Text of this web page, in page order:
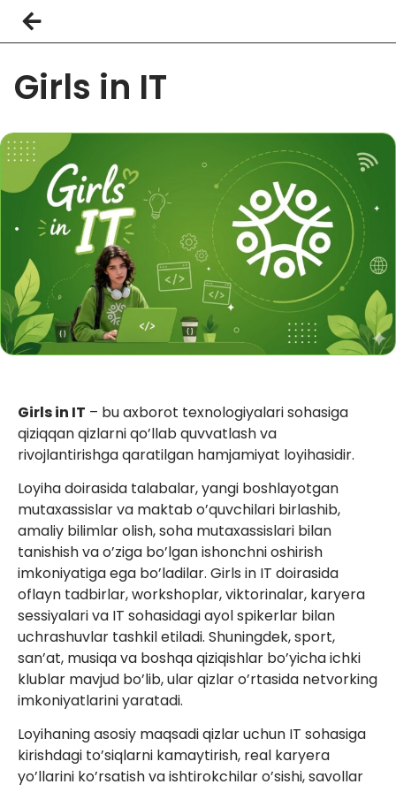
Girls in IT
Girls in IT – bu axborot texnologiyalari sohasiga
qiziqqan qizlarni qo’llab quvvatlash va
rivojlantirishga qaratilgan hamjamiyat loyihasidir.
Loyiha doirasida talabalar, yangi boshlayotgan
mutaxassislar va maktab o’quvchilari birlashib,
amaliy bilimlar olish, soha mutaxassislari bilan
tanishish va o’ziga bo’lgan ishonchni oshirish
imkoniyatiga ega bo’ladilar. Girls in IT doirasida
oflayn tadbirlar, workshoplar, viktorinalar, karyera
sessiyalari va IT sohasidagi ayol spikerlar bilan
uchrashuvlar tashkil etiladi. Shuningdek, sport,
san’at, musiqa va boshqa qiziqishlar bo’yicha ichki
klublar mavjud bo’lib, ular qizlar o’rtasida netvorking
imkoniyatlarini yaratadi.
Loyihaning asosiy maqsadi qizlar uchun IT sohasiga
kirishdagi to’siqlarni kamaytirish, real karyera
yo’llarini ko’rsatish va ishtirokchilar o’sishi, savollar